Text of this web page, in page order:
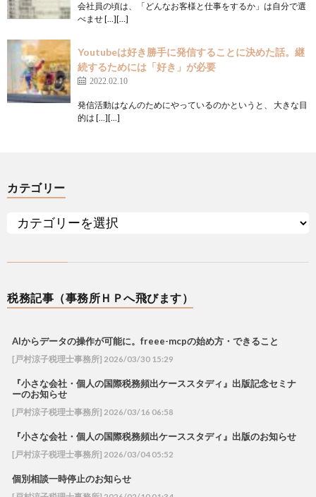
会社員の頃は、「どんなお客様と仕事をするか」は自分で選
べませ […][…]
Youtubeは好き勝手に発信することに決めた話。継
続するためには「好き」が必要
2022.02.10
発信活動はなんのためにやっているのかというと、 大きな目
的は […][…]
カテゴリー
税務記事（事務所ＨＰへ飛びます）
AIからデータの操作が可能に。freee-mcpの始め方・できること
[戸村涼子税理士事務所] 2026/03/30 15:29
『小さな会社・個人の国際税務頻出ケーススタディ』出版記念セミナ
ーのお知らせ
[戸村涼子税理士事務所] 2026/03/16 06:58
『小さな会社・個人の国際税務頻出ケーススタディ』出版のお知らせ
[戸村涼子税理士事務所] 2026/03/04 05:52
個別相談一時停止のお知らせ